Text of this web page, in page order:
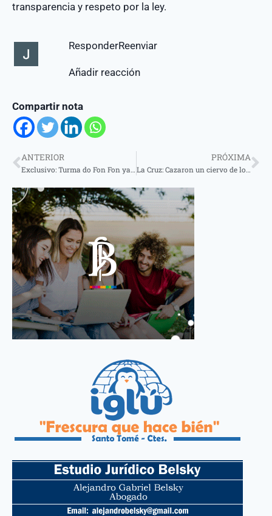
transparencia y respeto por la ley.
ResponderReenviar
Añadir reacción
Compartir nota
ANTERIOR
Exclusivo: Turma do Fon Fon ya tiene a su reina para el carnaval 2026
PRÓXIMA
La Cruz: Cazaron un ciervo de los pantanos, los atraparon pero seguirán libres